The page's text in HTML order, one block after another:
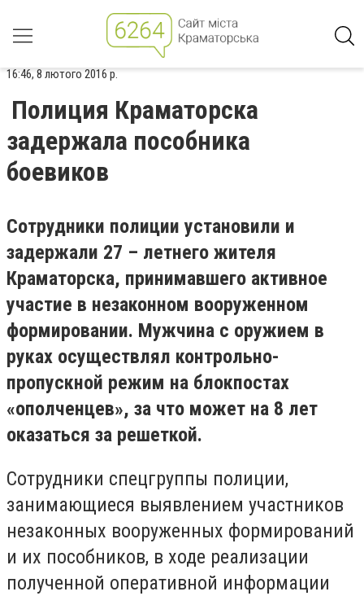
16:46, 8 лютого 2016 р.
Полиция Краматорска
задержала пособника
боевиков
Сотрудники полиции установили и
задержали 27 – летнего жителя
Краматорска, принимавшего активное
участие в незаконном вооруженном
формировании. Мужчина с оружием в
руках осуществлял контрольно-
пропускной режим на блокпостах
«ополченцев», за что может на 8 лет
оказаться за решеткой.
Сотрудники спецгруппы полиции,
занимающиеся выявлением участников
незаконных вооруженных формирований
и их пособников, в ходе реализации
полученной оперативной информации